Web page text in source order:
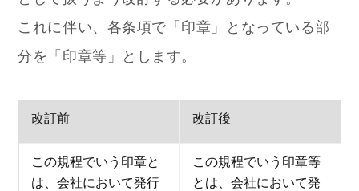
これに伴い、各条項で「印章」となっている部
分を「印章等」とします。
改訂前 改訂後
この規程でいう印章と
は、会社において発行
この規程でいう印章等
とは、会社において発